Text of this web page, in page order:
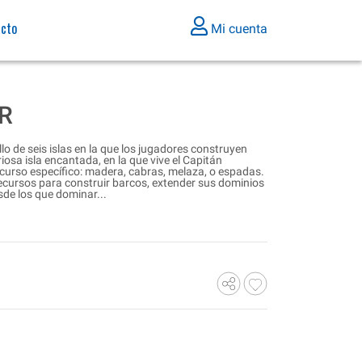
Mi cuenta
de seis islas en la que los jugadores construyen
isla encantada, en la que vive el Capitán
específico: madera, cabras, melaza, o espadas.
para construir barcos, extender sus dominios
los que dominar...